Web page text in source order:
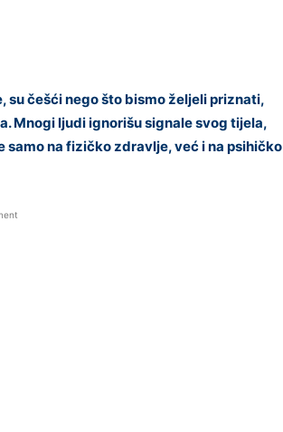
češći nego što bismo željeli priznati,
Mnogi ljudi ignorišu signale svog tijela,
na fizičko zdravlje, već i na psihičko